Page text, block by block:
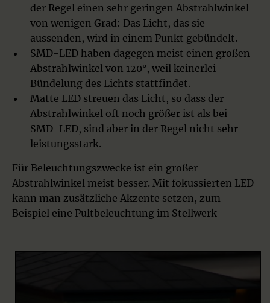
der Regel einen sehr geringen Abstrahlwinkel
von wenigen Grad: Das Licht, das sie
aussenden, wird in einem Punkt gebündelt.
SMD-LED haben dagegen meist einen großen
Abstrahlwinkel von 120°, weil keinerlei
Bündelung des Lichts stattfindet.
Matte LED streuen das Licht, so dass der
Abstrahlwinkel oft noch größer ist als bei
SMD-LED, sind aber in der Regel nicht sehr
leistungsstark.
Für Beleuchtungszwecke ist ein großer
Abstrahlwinkel meist besser. Mit fokussierten LED
kann man zusätzliche Akzente setzen, zum
Beispiel eine Pultbeleuchtung im Stellwerk